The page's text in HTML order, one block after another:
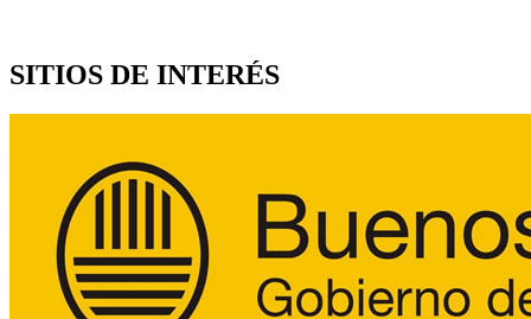
SITIOS DE INTERÉS